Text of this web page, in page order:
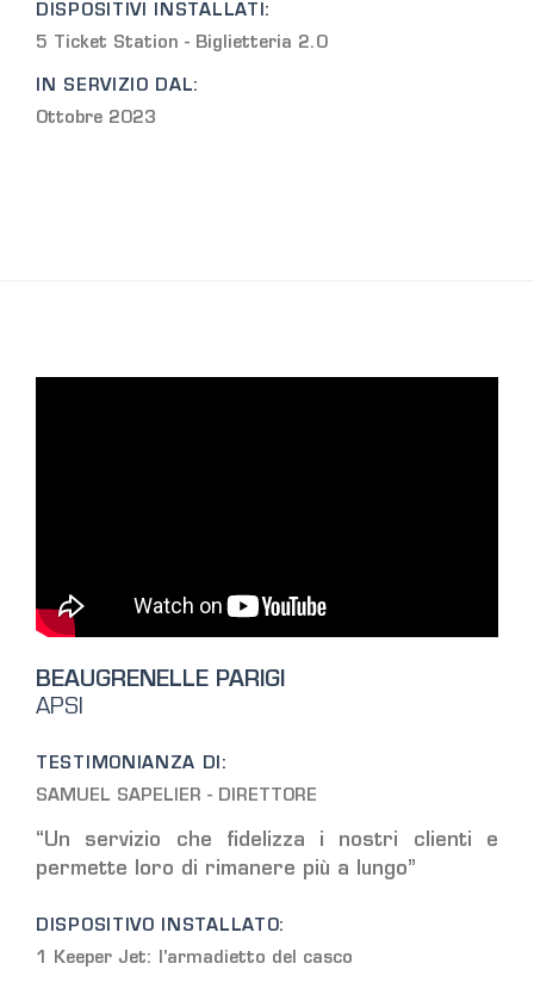
DISPOSITIVI INSTALLATI:
5 Ticket Station - Biglietteria 2.0
IN SERVIZIO DAL:
Ottobre 2023
BEAUGRENELLE PARIGI
APSI
TESTIMONIANZA DI:
SAMUEL SAPELIER - DIRETTORE
“Un servizio che fidelizza i nostri clienti e
permette loro di rimanere più a lungo”
DISPOSITIVO INSTALLATO:
1 Keeper Jet: l'armadietto del casco